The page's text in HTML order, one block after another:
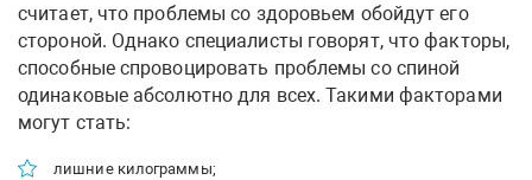
считает, что проблемы со здоровьем обойдут его
стороной. Однако специалисты говорят, что факторы,
способные спровоцировать проблемы со спиной
одинаковые абсолютно для всех. Такими факторами
могут стать:
лишние килограммы;